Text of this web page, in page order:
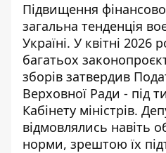
Підвищення
загальна тенденція
Україні. У квітні 2026
багатьох
зборів затвердив
Верховної Ради - під
Кабінету міністрів.
відмовлялись навіть
норми, зрештою їх